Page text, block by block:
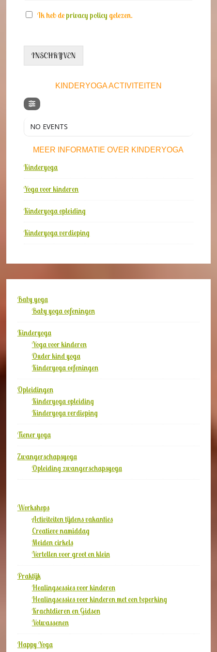
S
a
k
j
Ik heb de privacy policy gelezen.
INSCHRIJVEN
KINDERYOGA ACTIVITEITEN
NO EVENTS
MEER INFORMATIE OVER KINDERYOGA
Kinderyoga
Yoga voor kinderen
Kinderyoga opleiding
Kinderyoga verdieping
Baby yoga
Baby yoga oefeningen
Kinderyoga
Yoga voor kinderen
Ouder kind yoga
Kinderyoga oefeningen
Opleidingen
Kinderyoga opleiding
Kinderyoga verdieping
Tiener yoga
Zwangerschapsyoga
Opleiding zwangerschapsyoga
Workshops
Activiteiten tijdens vakanties
Creatieve namiddag
Meiden cirkels
Vertellen voor groot en klein
Praktijk
Healingsessies voor kinderen
Healingsessies voor kinderen met een beperking
Krachtdieren en Gidsen
Volwassenen
Happy Yoga